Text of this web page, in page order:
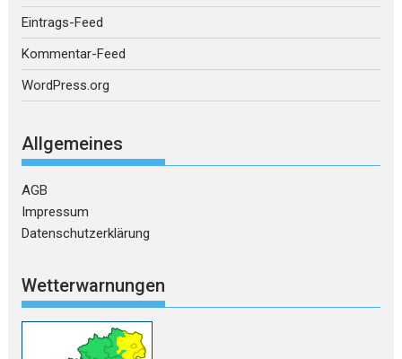
Eintrags-Feed
Kommentar-Feed
WordPress.org
Allgemeines
AGB
Impressum
Datenschutzerklärung
Wetterwarnungen